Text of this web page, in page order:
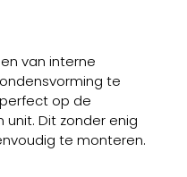
van interne
te
op de
Dit zonder enig
te monteren.